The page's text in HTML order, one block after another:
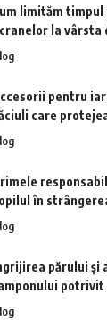
limităm
la vârsta
pentru
care
în
părului și
potrivit